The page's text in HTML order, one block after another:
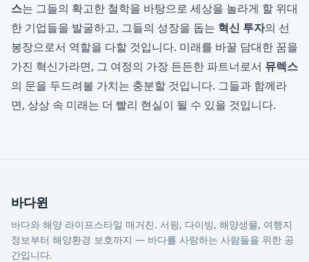
스는 그들의 확고한 철학을 바탕으로 세상을 놀라게 할 위대
한 기업들을 발굴하고, 그들의 성장을 돕는 혁신 투자의 선
봉장으로서 역할을 다할 것입니다. 미래를 바꿀 담대한 꿈을
가진 혁신가라면, 그 여정의 가장 든든한 파트너로서 뮤렉스
의 문을 두드려볼 가치는 충분할 것입니다. 그들과 함께라
면, 상상 속 미래는 더 빨리 현실이 될 수 있을 것입니다.
바다윈
바다와 해양 라이프스타일 매거진. 서핑, 다이빙, 해양생물, 여행지
정보부터 해양환경 보호까지 — 바다를 사랑하는 사람들을 위한 공
간입니다.